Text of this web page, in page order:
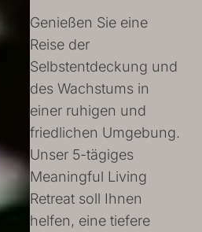
Genießen Sie eine
Reise der
Selbstentdeckung und
des Wachstums in
einer ruhigen und
friedlichen Umgebung.
Unser 5-tägiges
Meaningful Living
Retreat soll Ihnen
helfen, eine tiefere